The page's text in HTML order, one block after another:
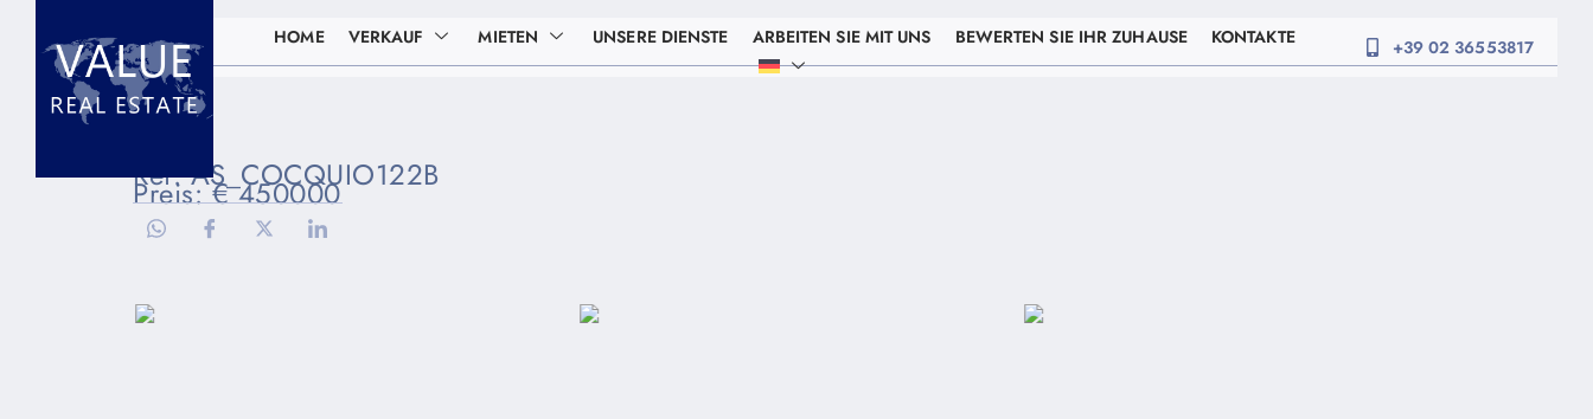
HOME VERKAUF MIETEN UNSERE DIENSTE ARBEITEN SIE MIT UNS BEWERTEN SIE IHR ZUHAUSE KONTAKTE +39 02 36553817
Ref: AS_COCQUIO122B
Preis: € 450000